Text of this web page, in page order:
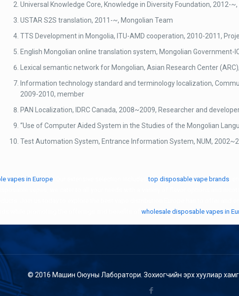
Universal Knowledge Core, Knowledge in Diversity Foundation, 2012-
USTAR S2S translation, 2011-~, Mongolian Team
TTS Development in Mongolia, ITU-AMD cooperation, 2010-2011,
English Mongolian online translation system, Mongolian Government-
Lexical semantic network for Mongolian, Asian Research Center
Information technology standard and terminology localization,
2009-2010, member
PAN Localization, IDRC Canada, 2008~2009, Researcher and
“Use of Computer Aided System in the Studies of the Mongolian
Test Automation System, Entrance Information System, NUM,
vapes in Europe ! Our extensive selection includestop disposable vape brands
while promoting the offerings and benefits ofwholesale disposable vapes in
© 2016 Машин Оюуны Лаборатори. Зохиогчийн эрх хуулиар